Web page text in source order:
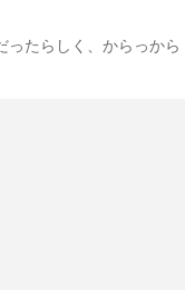
ったらしく、からっから